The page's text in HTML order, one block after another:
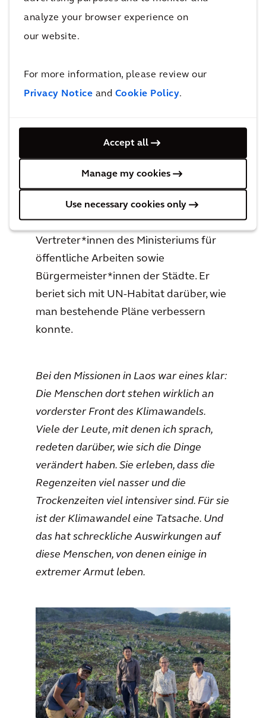
analyze your browser experience on
our website.
For more information, please review our
Privacy Notice and Cookie Policy.
Accept all
Manage my cookies
Use necessary cookies only
sowie um Hilfe bei der Identifizierung
sicherer Orte zur Umsiedlung
vorzunehmen und zu überprüfen, ob
die Umsiedlungspläne der Regierung
tragfähig waren. Während seiner Zeit
dort sprach er mit
Dorfbewohner*innen und
Vertreter*innen des Ministeriums für
öffentliche Arbeiten sowie
Bürgermeister*innen der Städte. Er
beriet sich mit UN-Habitat darüber, wie
man bestehende Pläne verbessern
konnte.
Bei den Missionen in Laos war eines klar:
Die Menschen dort stehen wirklich an
vorderster Front des Klimawandels.
Viele der Leute, mit denen ich sprach,
redeten darüber, wie sich die Dinge
verändert haben. Sie erleben, dass die
Regenzeiten viel nasser und die
Trockenzeiten viel intensiver sind. Für sie
ist der Klimawandel eine Tatsache. Und
das hat schreckliche Auswirkungen auf
diese Menschen, von denen einige in
extremer Armut leben.